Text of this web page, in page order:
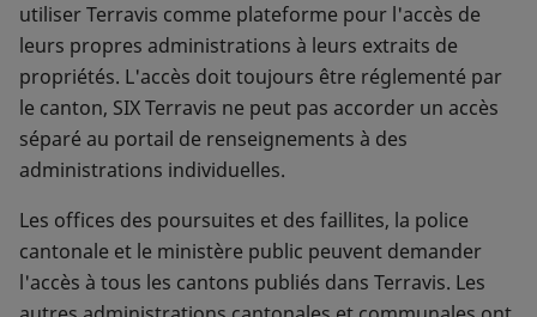
utiliser Terravis comme plateforme pour l'accès de
leurs propres administrations à leurs extraits de
propriétés. L'accès doit toujours être réglementé par
le canton, SIX Terravis ne peut pas accorder un accès
séparé au portail de renseignements à des
administrations individuelles.
Les offices des poursuites et des faillites, la police
cantonale et le ministère public peuvent demander
l'accès à tous les cantons publiés dans Terravis. Les